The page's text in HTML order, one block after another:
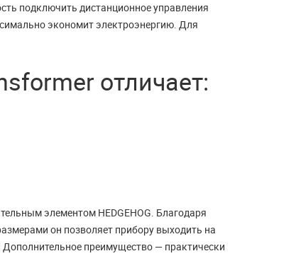
- лучший прибор
В прошлой статье "Обзор
ДАЛЬШЕ
подключить дистанционное управления
экономит электроэнергию. Для
отличает:
элементом HEDGEHOG. Благодаря
он позволяет прибору выходить на
преимущество — практически